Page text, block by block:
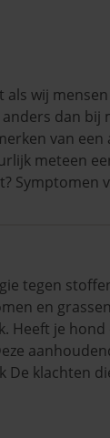
als wij
dan bij
van
meteen
Symptomen
tegen
en
Heeft je
De klachten